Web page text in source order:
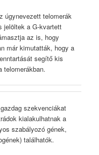
úgynevezett telomerák
jelöltek a G-kvartett
az is, hogy
már kimutatták, hogy a
segítő kis
telomerákban.
szekvenciákat
kialakulhatnak a
szabályozó gének,
találhatók.